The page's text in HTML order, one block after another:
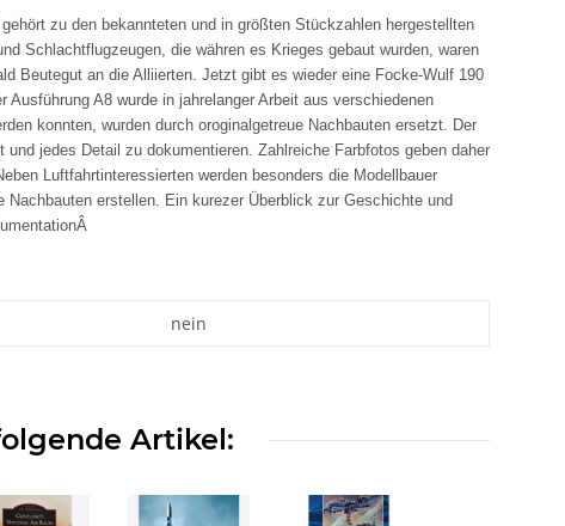
zu den bekannteten und in größten Stückzahlen hergestellten
Schlachtflugzeugen, die währen es Krieges gebaut wurden, waren
Beutegut an die Alliierten. Jetzt gibt es wieder eine Focke-Wulf 190
A8 wurde in jahrelanger Arbeit aus verschiedenen
konnten, wurden durch oroginalgetreue Nachbauten ersetzt. Der
jedes Detail zu dokumentieren. Zahlreiche Farbfotos geben daher
Luftfahrtinteressierten werden besonders die Modellbauer
erstellen. Ein kurezer Überblick zur Geschichte und
nein
Artikel: